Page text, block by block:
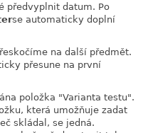
předvyplnit datum. Po
se automaticky doplní
na další předmět.
přesune na první
položka "Varianta testu".
která umožňuje zadat
skládal, se jedná.